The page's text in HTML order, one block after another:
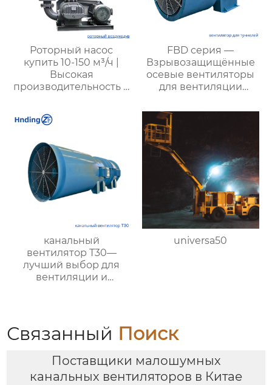
Роторный насос
купить 10-150 м³/ч |
Высокая
производительность и
промышленности от
FBD серия —
Взрывозащищённые
осевые вентиляторы
для вентиляции
подземных объектов:
эффективные и
энергоэкономичные
решения
канальный
вентилятор T30—
лучший выбор для
вентиляции и
universa50
Связанный Поиск
Поставщики малошумных
канальных вентиляторов в Китае